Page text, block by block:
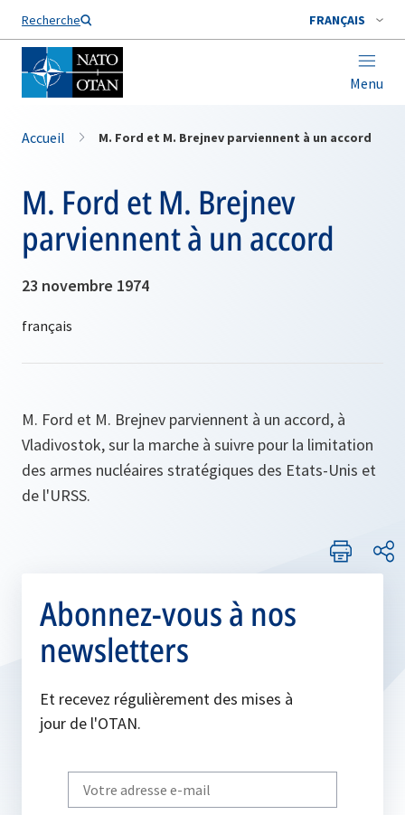
Recherche FRANÇAIS
Menu
Nom de famille*
Accueil M. Ford et M. Brejnev parviennent à un accord
M. Ford et M. Brejnev
parviennent à un accord
23 novembre 1974
M. Ford et M. Brejnev parviennent à un accord, à
Vladivostok, sur la marche à suivre pour la limitation
des armes nucléaires stratégiques des Etats-Unis et
de l'URSS.
Abonnez-vous à nos
newsletters
Et recevez régulièrement des mises à
jour de l'OTAN.
Write
your